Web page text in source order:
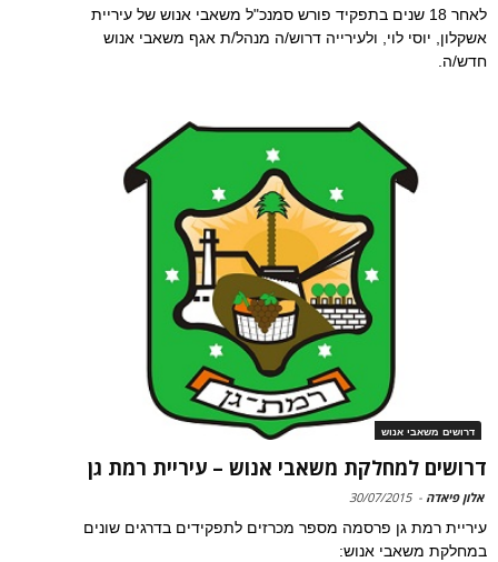
לאחר 18 שנים בתפקיד פורש סמנכ"ל משאבי אנוש של עיריית
אשקלון, יוסי לוי, ולעירייה דרוש/ה מנהל/ת אגף משאבי אנוש
חדש/ה.
דרושים משאבי אנוש
דרושים למחלקת משאבי אנוש – עיריית רמת גן
אלון פיאדה -
30/07/2015
עיריית רמת גן פרסמה מספר מכרזים לתפקידים בדרגים שונים
במחלקת משאבי אנוש: